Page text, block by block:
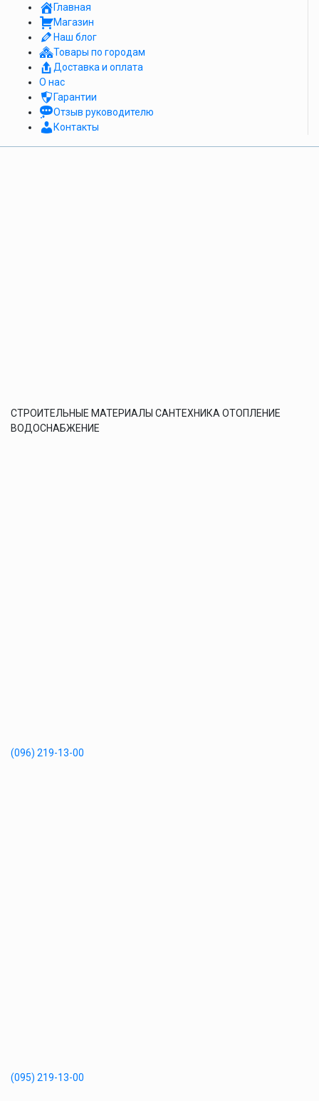
Главная
Магазин
Наш блог
Товары по городам
Доставка и оплата
О нас
Гарантии
Отзыв руководителю
Контакты
СТРОИТЕЛЬНЫЕ МАТЕРИАЛЫ САНТЕХНИКА ОТОПЛЕНИЕ
ВОДОСНАБЖЕНИЕ
(096) 219-13-00
(095) 219-13-00